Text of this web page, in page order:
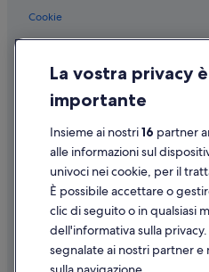
Cookie
Informazioni legali/Contatti
Linee guida sui contenuti e
Supporto
Assistenza clienti
Contattaci
Come cancellare un volo
Come modificare la prenotazione di
La vostra privacy
importante
Insieme ai nostri16 partner
alle informazioni sul
univoci nei cookie, per il
È possibile accettare o
clic di seguito o in qualsiasi
dell'informativa sulla
segnalate ai nostri partner